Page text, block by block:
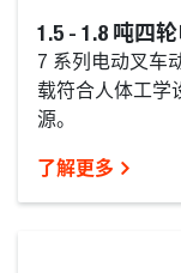
1.5 - 1.8 吨四
7 系列电动叉车
载符合人体工学
源。
了解更多